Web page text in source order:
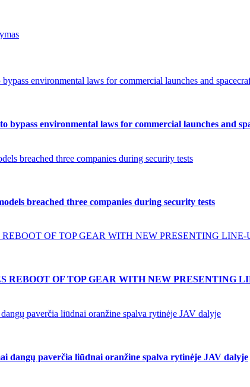
environmental laws for commercial launches and
bypass environmental laws for commercial launches and
breached three companies during security tests
breached three companies during security tests
OF TOP GEAR WITH NEW PRESENTING LINE-
REBOOT OF TOP GEAR WITH NEW PRESENTING
paverčia liūdnai oranžine spalva rytinėje JAV dalyje
dangų paverčia liūdnai oranžine spalva rytinėje JAV dalyje